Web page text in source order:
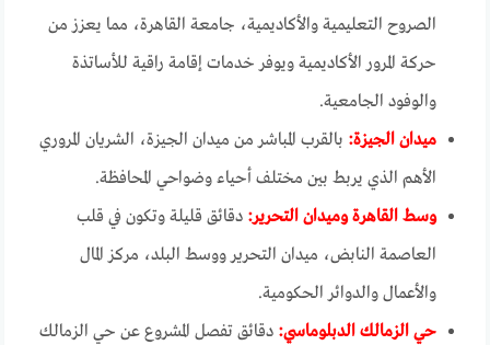
الصروح التعليمية والأكاديمية، جامعة القاهرة، مما يعزز من
حركة المرور الأكاديمية ويوفر خدمات إقامة راقية للأساتذة
والوفود الجامعية.
ميدان الجيزة: بالقرب المباشر من ميدان الجيزة، الشريان المروري
الأهم الذي يربط بين مختلف أحياء وضواحي المحافظة.
وسط القاهرة وميدان التحرير: دقائق قليلة وتكون في قلب
العاصمة النابض، ميدان التحرير ووسط البلد، مركز المال
والأعمال والدوائر الحكومية.
حي الزمالك الدبلوماسي: دقائق تفصل المشروع عن حي الزمالك